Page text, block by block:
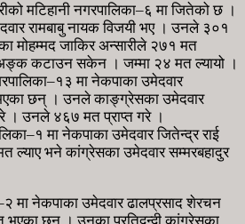
मटिहानी नगरपालिका–६ मा जितेको छ ।
रामबाबु नायक विजयी भए । उनले ३०१
मोहम्मद जाकिर अन्सारीले २७१ मत
अङ्क कटाउन सकेन । जम्मा २४ मत ल्यायो ।
मा नेकपाका उमेदवार
भएका छन् । उनले काङ्ग्रेसका उमेदवार
। उनले ४६७ मत प्राप्त गरे ।
मा नेकपाका उमेदवार जितेन्द्र राई
ल्याए भने कांग्रेसका उमेदवार सम्मरबहादुर
मा नेकपाका उमेदवार ढालप्रसाद शेरचन
भएका छन् । उनका प्रतिद्वन्द्वी कांग्रेसका